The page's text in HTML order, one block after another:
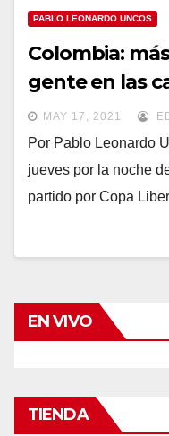
PABLO LEONARDO UNCOS
Colombia:
gente en las
MAY 17, 2021
Por Pablo Leonardo
jueves por la noche
partido por Copa
EN VIVO
TIENDA